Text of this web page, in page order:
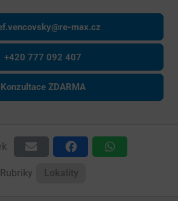
max.cz
+420 777 092 407
Konzultace ZDARMA
Rubriky